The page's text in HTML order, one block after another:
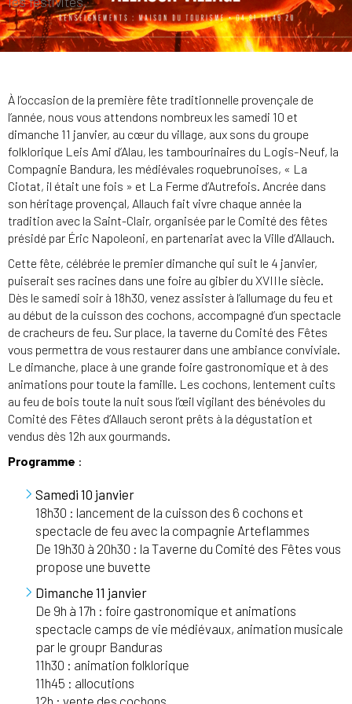
À l’occasion de la première fête traditionnelle provençale de
l’année, nous vous attendons nombreux les samedi 10 et
dimanche 11 janvier, au cœur du village, aux sons du groupe
folklorique Leis Ami d’Alau, les tambourinaires du Logis-Neuf, la
Compagnie Bandura, les médiévales roquebrunoises, « La
Ciotat, il était une fois » et La Ferme d’Autrefois. Ancrée dans
son héritage provençal, Allauch fait vivre chaque année la
tradition avec la Saint-Clair, organisée par le Comité des fêtes
présidé par Éric Napoleoni, en partenariat avec la Ville d’Allauch.
Cette fête, célébrée le premier dimanche qui suit le 4 janvier,
puiserait ses racines dans une foire au gibier du XVIIIe siècle.
Dès le samedi soir à 18h30, venez assister à l’allumage du feu et
au début de la cuisson des cochons, accompagné d’un spectacle
de cracheurs de feu. Sur place, la taverne du Comité des Fêtes
vous permettra de vous restaurer dans une ambiance conviviale.
Le dimanche, place à une grande foire gastronomique et à des
animations pour toute la famille. Les cochons, lentement cuits
au feu de bois toute la nuit sous l’œil vigilant des bénévoles du
Comité des Fêtes d’Allauch seront prêts à la dégustation et
vendus dès 12h aux gourmands.
Programme :
Samedi 10 janvier
18h30 : lancement de la cuisson des 6 cochons et
spectacle de feu avec la compagnie Arteflammes
De 19h30 à 20h30 : la Taverne du Comité des Fêtes vous
propose une buvette
Dimanche 11 janvier
De 9h à 17h : foire gastronomique et animations
spectacle camps de vie médiévaux, animation musicale
par le groupr Banduras
11h30 : animation folklorique
11h45 : allocutions
12h : vente des cochons